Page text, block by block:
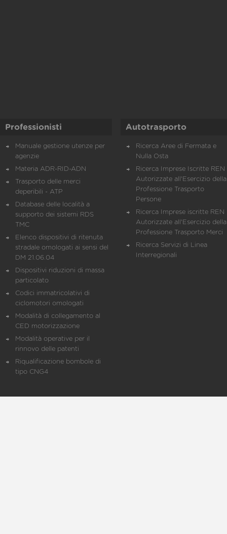
Professionisti
Manuale gestione utenze per
agenzie
Materia ADR-RID-ADN
Trasporto delle merci
deperibili - ATP
Database delle località a
supporto dei sistemi RDS
TMC
Elenco dispositivi di ritenuta
stradale omologati ai sensi del
DM 21.06.04
Dispositivi riduzioni di massa
particolato
Codici immatricolativi di
ciclomotori omologati
Modalità di collegamento al
CED motorizzazione
Modalità operative per il
rinnovo delle patenti
Riqualificazione bombole di
tipo CNG4
Autotrasporto
Ricerca Aree di Fermata e
Nulla Osta
Ricerca Imprese Iscritte REN
Autorizzate all'Esercizio della
Professione Trasporto
Persone
Ricerca Imprese iscritte REN
Autorizzate all'Esercizio della
Professione Trasporto Merci
Ricerca Servizi di Linea
Interregionali